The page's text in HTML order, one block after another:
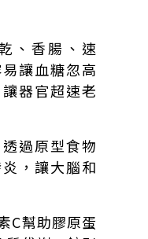
、香腸、速
讓血糖忽高
器官超速老
透過原型食物
，讓大腦和
C幫助膠原蛋